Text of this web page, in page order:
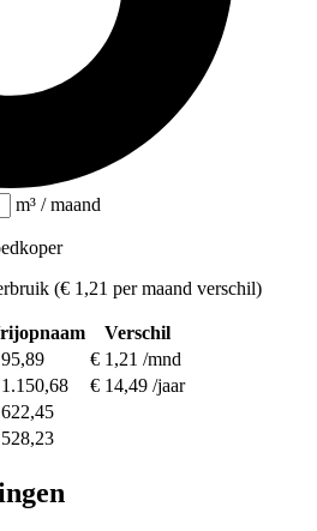
m³ / maand
(€ 1,21 per maand verschil)
Verschil
€ 1,21 /mnd
€ 14,49 /jaar